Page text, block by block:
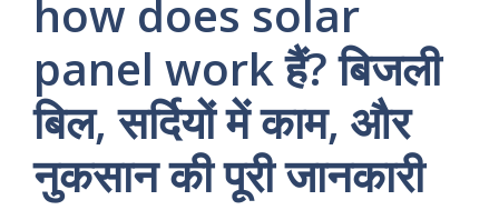
how does solar
panel work हैं? बिजली
बिल, सर्दियों में काम, और
नुकसान की पूरी जानकारी